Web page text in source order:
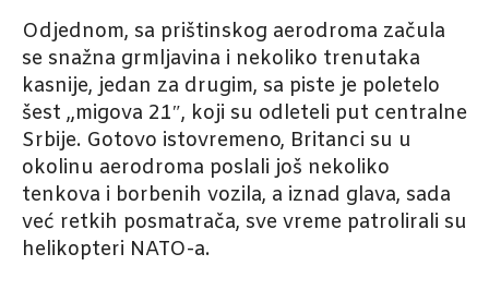
Odjednom, sa prištinskog aerodroma začula
se snažna grmljavina i nekoliko trenutaka
kasnije, jedan za drugim, sa piste je poletelo
šest „migova 21″, koji su odleteli put centralne
Srbije. Gotovo istovremeno, Britanci su u
okolinu aerodroma poslali još nekoliko
tenkova i borbenih vozila, a iznad glava, sada
već retkih posmatrača, sve vreme patrolirali su
helikopteri NATO-a.